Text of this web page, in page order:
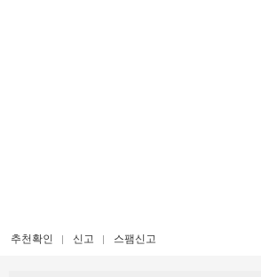
추천확인 신고 스팸신고